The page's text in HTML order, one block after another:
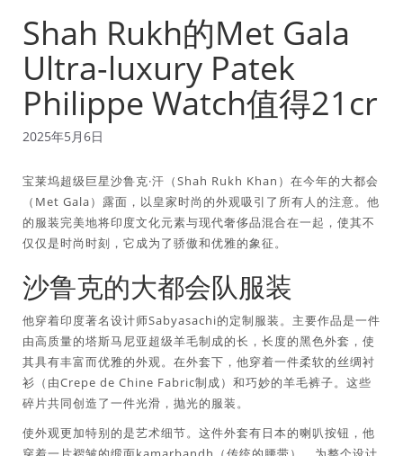
Shah Rukh的Met Gala
Ultra-luxury Patek
Philippe Watch值得21cr
2025年5月6日
宝莱坞超级巨星沙鲁克·汗（Shah Rukh Khan）在今年的大都会
（Met Gala）露面，以皇家时尚的外观吸引了所有人的注意。他
的服装完美地将印度文化元素与现代奢侈品混合在一起，使其不
仅仅是时尚时刻，它成为了骄傲和优雅的象征。
沙鲁克的大都会队服装
他穿着印度著名设计师Sabyasachi的定制服装。主要作品是一件
由高质量的塔斯马尼亚超级羊毛制成的长，长度的黑色外套，使
其具有丰富而优雅的外观。在外套下，他穿着一件柔软的丝绸衬
衫（由Crepe de Chine Fabric制成）和巧妙的羊毛裤子。这些
碎片共同创造了一件光滑，抛光的服装。
使外观更加特别的是艺术细节。这件外套有日本的喇叭按钮，他